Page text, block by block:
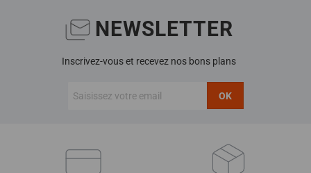
NEWSLETTER
Inscrivez-vous et recevez nos bons plans
OK